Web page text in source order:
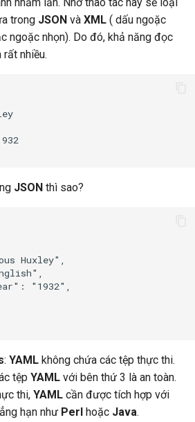
trong JSON và XML ( dấu ngoặc
ngoặc nhọn). Do đó, khả năng đọc
nhiều.
JSON thì sao?
Huxley",
"1932",
: YAML không chứa các tệp thực thi.
tệp YAML với bên thứ 3 là an toàn.
thi, YAML cần được tích hợp với
hạn như Perl hoặc Java.